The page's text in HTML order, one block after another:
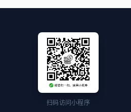
扫码访问小程序